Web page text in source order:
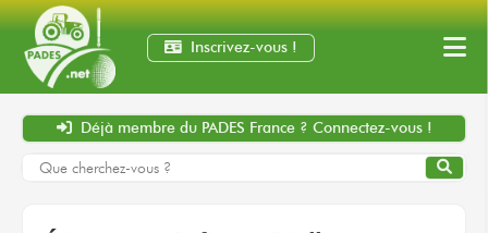
Inscrivez-vous !
Déjà membre du PADES France ? Connectez-vous !